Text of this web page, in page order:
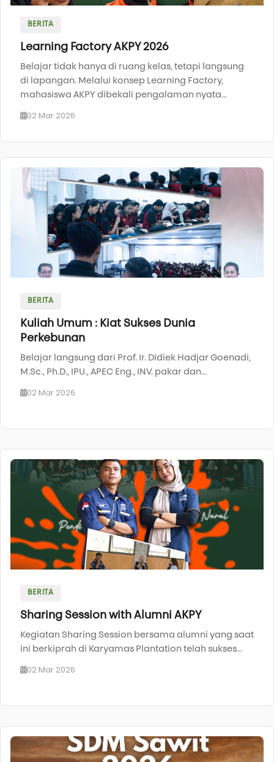
BERITA
Learning Factory AKPY 2026
Belajar tidak hanya di ruang kelas, tetapi langsung
di lapangan. Melalui konsep Learning Factory,
mahasiswa AKPY dibekali pengalaman nyata...
02 Mar 2026
BERITA
Kuliah Umum : Kiat Sukses Dunia
Perkebunan
Belajar langsung dari Prof. Ir. Didiek Hadjar Goenadi,
M.Sc., Ph.D., IPU., APEC Eng., INV. pakar dan...
02 Mar 2026
BERITA
Sharing Session with Alumni AKPY
Kegiatan Sharing Session bersama alumni yang saat
ini berkiprah di Karyamas Plantation telah sukses...
02 Mar 2026